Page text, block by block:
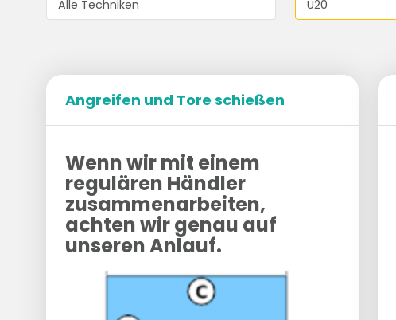
Angreifen und Tore schießen
Wenn wir mit einem
regulären Händler
zusammenarbeiten,
achten wir genau auf
unseren Anlauf.